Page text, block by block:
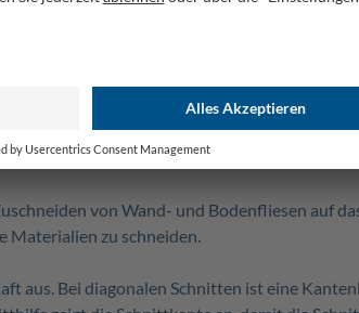
von Wand- und Bodenfliesen auf
Materialien zu schneiden.
aus. Bei diagonalen Schnitten ist eine